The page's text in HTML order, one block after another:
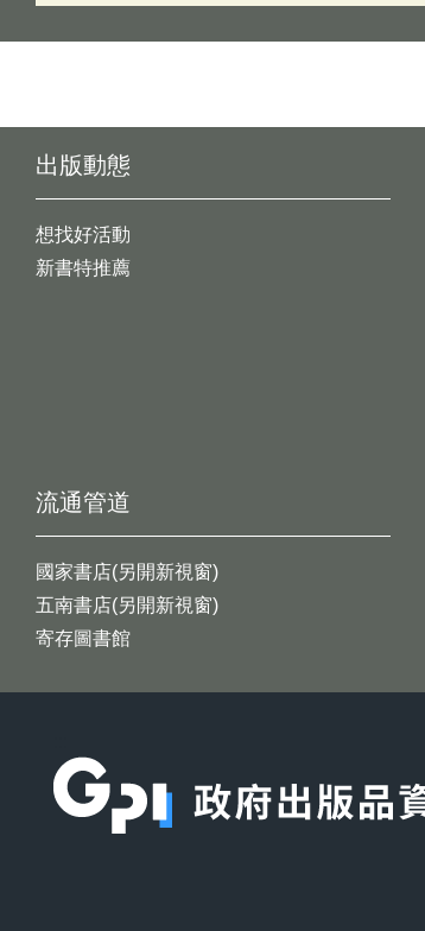
出版動態
想找好活動
新書特推薦
流通管道
國家書店(另開新視窗)
五南書店(另開新視窗)
寄存圖書館